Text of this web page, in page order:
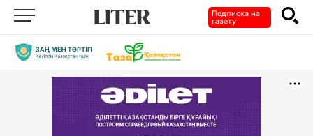
Подписка на
газету